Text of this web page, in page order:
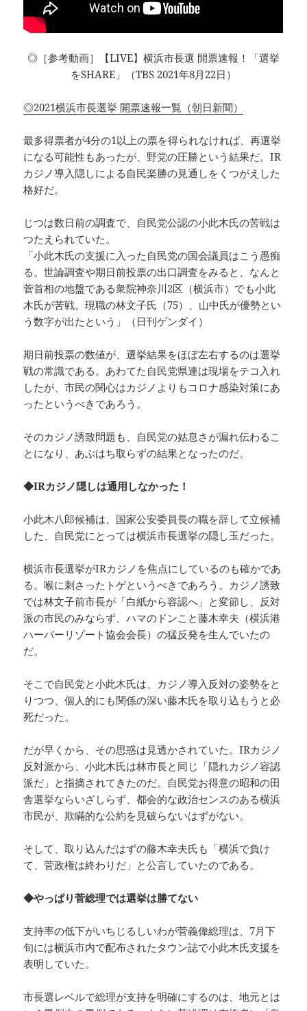
◎［参考動画］【LIVE】横浜市長選 開票速報！「選挙
をSHARE」（TBS 2021年8月22日）
◎2021横浜市長選挙 開票速報一覧（朝日新聞）
最多得票者が4分の1以上の票を得られなければ、再選挙
になる可能性もあったが、野党の圧勝という結果だ。IR
カジノ導入隠しによる自民楽勝の見通しをくつがえした
格好だ。
じつは数日前の調査で、自民党公認の小此木氏の苦戦は
つたえられていた。
「小此木氏の支援に入った自民党の国会議員はこう愚痴
る。世論調査や期日前投票の出口調査をみると、なんと
菅首相の地盤である衆院神奈川2区（横浜市）でも小此
木氏が苦戦。現職の林文子氏（75）、山中氏が優勢とい
う数字が出たという」（日刊ゲンダイ）
期日前投票の数値が、選挙結果をほぼ左右するのは選挙
戦の常識である。あわてた自民党県連は現場をテコ入れ
したが、市民の関心はカジノよりもコロナ感染対策にあ
ったというべきであろう。
そのカジノ誘致問題も、自民党の姑息さが漏れ伝わるこ
とになり、あぶはち取らずの結果となったのだ。
◆IRカジノ隠しは通用しなかった！
小此木八郎候補は、国家公安委員長の職を辞して立候補
した、自民党にとっては横浜市長選挙の隠し玉だった。
横浜市長選挙がIRカジノを焦点にしているのも確かであ
る。喉に刺さったトゲというべきであろう。カジノ誘致
では林文子前市長が「白紙から容認へ」と変節し、反対
派の市民のみならず、ハマのドンこと藤木幸夫（横浜港
ハーバーリゾート協会会長）の猛反発を生んでいたの
だ。
そこで自民党と小此木氏は、カジノ導入反対の姿勢をと
りつつ、個人的にも関係の深い藤木氏を取り込もうと必
死だった。
だが早くから、その思惑は見透かされていた。IRカジノ
反対派から、小此木氏は林市長と同じ「隠れカジノ容認
派だ」と指摘されてきたのだ。自民党お得意の昭和の田
舎選挙ならいざしらず、都会的な政治センスのある横浜
市民が、欺瞞的な公約を見破らないはずがない。
そして、取り込んだはずの藤木幸夫氏も「横浜で負け
て、菅政権は終わりだ」と公言していたのである。
◆やっぱり菅総理では選挙は勝てない
支持率の低下がいちじるしいわが菅義偉総理は、7月下
旬には横浜市内で配布されたタウン誌で小此木氏支援を
表明していた。
市長選レベルで総理が支持を明確にするのは、地元とは